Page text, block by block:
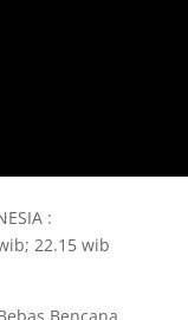
:
22.15 wib